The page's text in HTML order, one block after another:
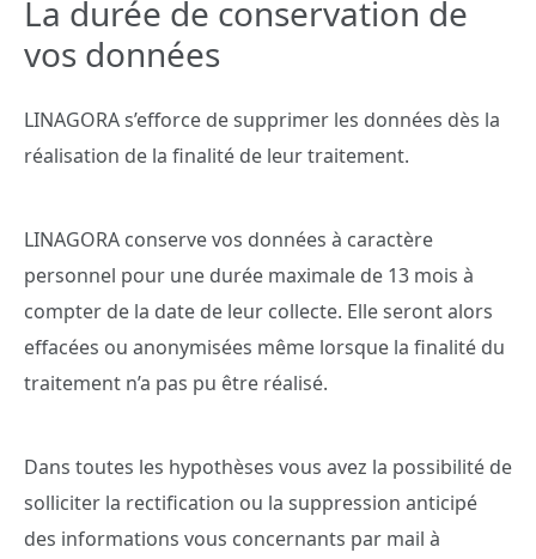
La durée de conservation de
vos données
LINAGORA s’efforce de supprimer les données dès la
réalisation de la finalité de leur traitement.
LINAGORA conserve vos données à caractère
personnel pour une durée maximale de 13 mois à
compter de la date de leur collecte. Elle seront alors
effacées ou anonymisées même lorsque la finalité du
traitement n’a pas pu être réalisé.
Dans toutes les hypothèses vous avez la possibilité de
solliciter la rectification ou la suppression anticipé
des informations vous concernants par mail à